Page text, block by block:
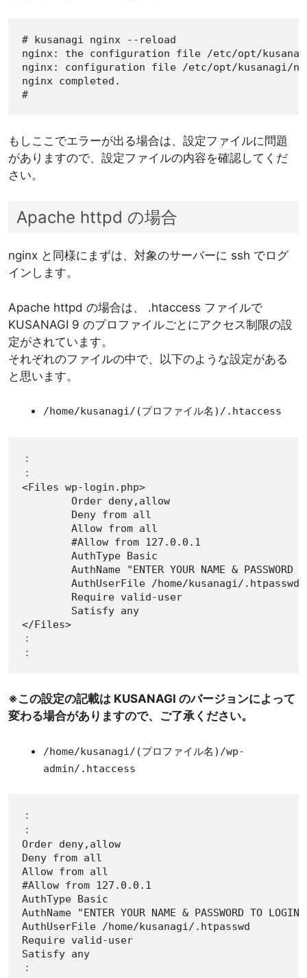
# kusanagi nginx --reload
nginx: the configuration file /etc/opt/
nginx: configuration file /etc/opt/kusanagi/
nginx completed.
#
もしここでエラーが出る場合は、設定ファイルに問題
がありますので、設定ファイルの内容を確認してくだ
さい。
Apache httpd の場合
nginx と同様にまずは、対象のサーバーに ssh でログ
インします。
Apache httpd の場合は、 .htaccess ファイルで
KUSANAGI 9 のプロファイルごとにアクセス制限の設
定がされています。
それぞれのファイルの中で、以下のような設定がある
と思います。
/home/kusanagi/(プロファイル名)/.htaccess
：
：
<Files wp-login.php>
        Order deny,allow
        Deny from all
        Allow from all
        #Allow from 127.0.0.1
        AuthType Basic
AuthName "ENTER YOUR NAME & PASSWORD
        AuthUserFile /home/kusanagi/.htpasswd
        Require valid-user
        Satisfy any
</Files>
：
：
※この設定の記載は KUSANAGI のバージョンによって
変わる場合がありますので、ご了承ください。
/home/kusanagi/(プロファイル名)/wp-
admin/.htaccess
：
：
Order deny,allow
Deny from all
Allow from all
#Allow from 127.0.0.1
AuthType Basic
AuthName "ENTER YOUR NAME & PASSWORD TO LOGIN"
AuthUserFile /home/kusanagi/.htpasswd
Require valid-user
Satisfy any
：